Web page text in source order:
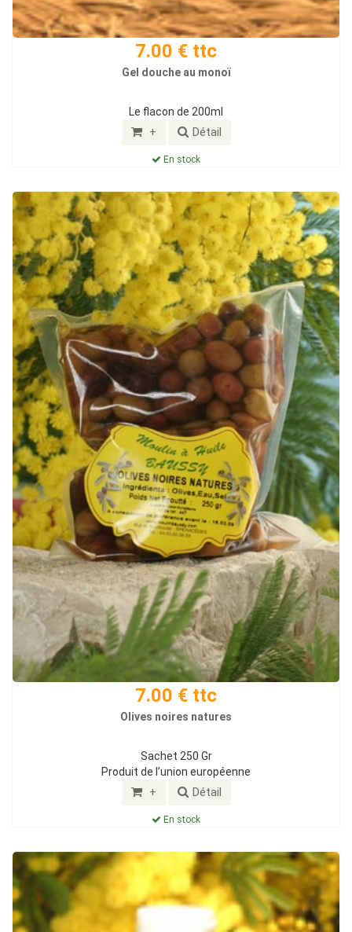
7.00 € ttc
Gel douche au monoï
Le flacon de 200ml
+ Détail
En stock
7.00 € ttc
Olives noires natures
Sachet 250 Gr
Produit de l’union européenne
+ Détail
En stock